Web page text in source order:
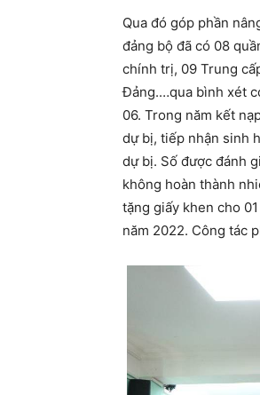
Qua đó góp phần
đảng bộ đã có 08
chính trị, 09 Trung
Đảng.…qua bình xét
06. Trong năm kết
dự bị, tiếp nhận sinh
dự bị. Số được đánh
không hoàn thành
tặng giấy khen cho
năm 2022. Công tác